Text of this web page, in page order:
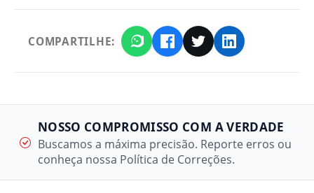
COMPARTILHE:
NOSSO COMPROMISSO COM A VERDADE
Buscamos a máxima precisão. Reporte erros ou
conheça nossa Política de Correções.